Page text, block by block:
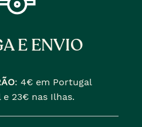
E ENVIO
: 4€ em Portugal
23€ nas Ilhas.